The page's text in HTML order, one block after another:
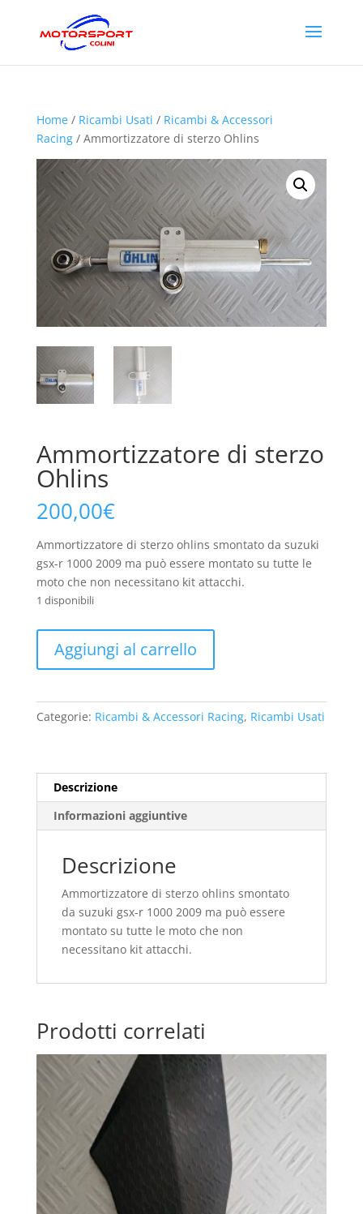
Home/ Ricambi Usati / Ricambi & Accessori
Racing/ Ammortizzatore di sterzo Ohlins
Ammortizzatore di sterzo
Ohlins
200,00€
Ammortizzatore di sterzo ohlins smontato da suzuki
gsx-r 1000 2009 ma può essere montato su tutte le
moto che non necessitano kit attacchi.
1 disponibili
sterzo
quantità
Aggiungi al carrello
Categorie: Ricambi & Accessori Racing, Ricambi Usati
Descrizione
Informazioni aggiuntive
Descrizione
Ammortizzatore di sterzo ohlins smontato
da suzuki gsx-r 1000 2009 ma può essere
montato su tutte le moto che non
necessitano kit attacchi.
Prodotti correlati